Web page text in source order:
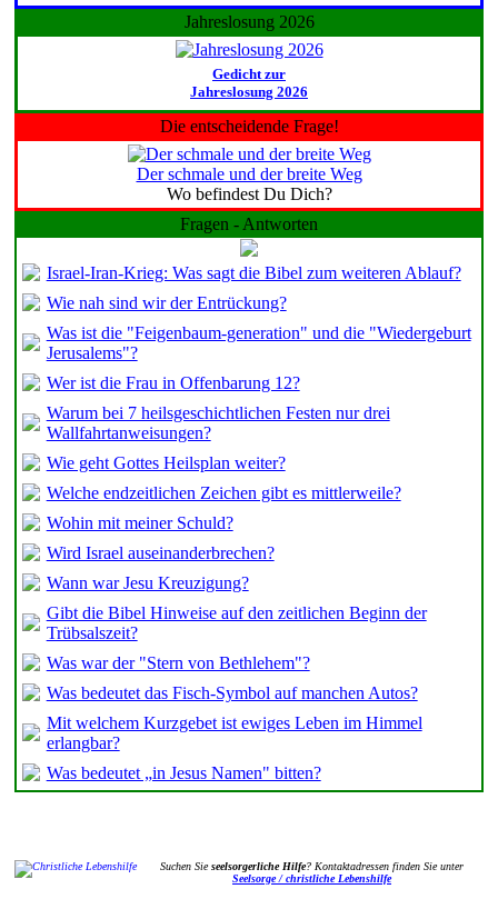
Jahreslosung 2026
Gedicht zur
Jahreslosung 2026
Die entscheidende Frage!
Der schmale und der breite Weg
Wo befindest Du Dich?
Fragen - Antworten
Israel-Iran-Krieg: Was sagt die Bibel zum weiteren Ablauf?
Wie nah sind wir der Entrückung?
Was ist die "Feigenbaum-generation" und die "Wiedergeburt
Jerusalems"?
Wer ist die Frau in Offenbarung 12?
Warum bei 7 heilsgeschichtlichen Festen nur drei
Wallfahrtanweisungen?
Wie geht Gottes Heilsplan weiter?
Welche endzeitlichen Zeichen gibt es mittlerweile?
Wohin mit meiner Schuld?
Wird Israel auseinanderbrechen?
Wann war Jesu Kreuzigung?
Gibt die Bibel Hinweise auf den zeitlichen Beginn der
Trübsalszeit?
Was war der "Stern von Bethlehem"?
Was bedeutet das Fisch-Symbol auf manchen Autos?
Mit welchem Kurzgebet ist ewiges Leben im Himmel
erlangbar?
Was bedeutet „in Jesus Namen" bitten?
Suchen Sieseelsorgerliche Hilfe? Kontaktadressen finden Sie unter
Seelsorge / christliche Lebenshilfe